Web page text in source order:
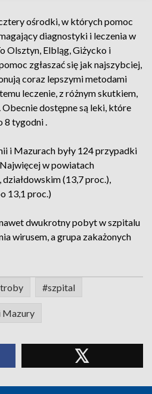
ośrodki, w których pomoc
diagnostyki i leczenia w
Olsztyn, Elbląg, Giżycko i
zgłaszać się jak najszybciej,
coraz lepszymi metodami
leczenie, z różnym skutkiem,
dostępne są leki, które
8 tygodni .
i Mazurach były 124 przypadki
w powiatach
(13,7 proc.),
13,1 proc.)
dwukrotny pobyt w szpitalu
wirusem, a grupa zakażonych
#szpital
Mazury